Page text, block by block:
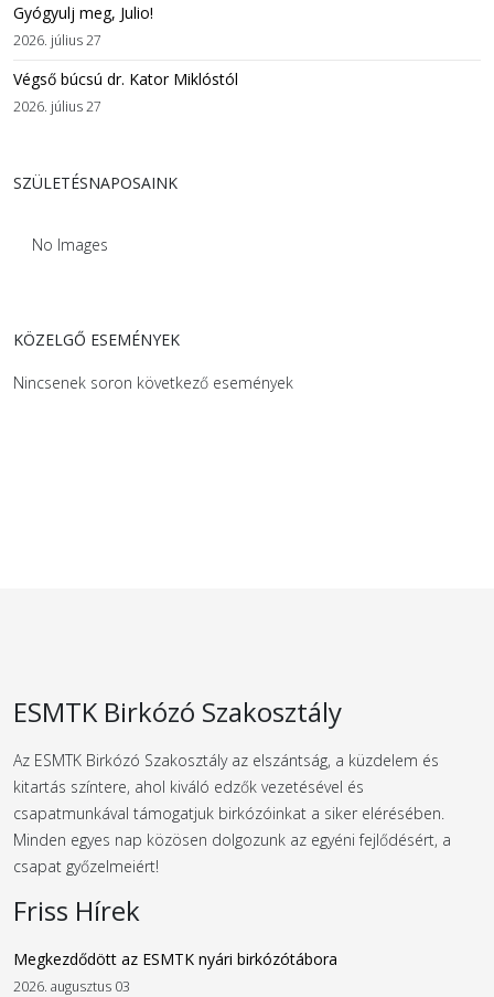
Gyógyulj meg, Julio!
2026. július 27
Végső búcsú dr. Kator Miklóstól
2026. július 27
SZÜLETÉSNAPOSAINK
No Images
KÖZELGŐ ESEMÉNYEK
Nincsenek soron következő események
ESMTK Birkózó Szakosztály
Az ESMTK Birkózó Szakosztály az elszántság, a küzdelem és
kitartás színtere, ahol kiváló edzők vezetésével és
csapatmunkával támogatjuk birkózóinkat a siker elérésében.
Minden egyes nap közösen dolgozunk az egyéni fejlődésért, a
csapat győzelmeiért!
Friss Hírek
Megkezdődött az ESMTK nyári birkózótábora
2026. augusztus 03